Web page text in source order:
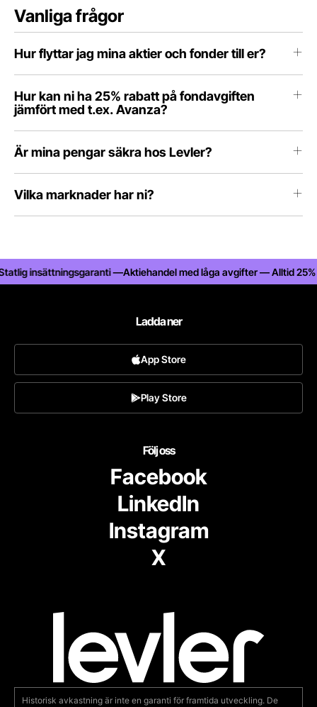
Vanliga frågor
Hur flyttar jag mina aktier och fonder till er?
Hur kan ni ha 25% rabatt på fondavgiften
jämfört med t.ex. Avanza?
Är mina pengar säkra hos Levler?
Vilka marknader har ni?
—Aktiehandel med låga avgifter — Alltid 25%
Ladda ner
App Store
Play Store
Följ oss
Facebook
LinkedIn
Instagram
X
Historisk avkastning är inte en garanti för framtida utveckling. De